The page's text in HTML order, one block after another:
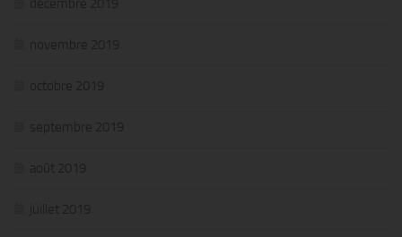
décembre 2019
novembre 2019
octobre 2019
septembre 2019
août 2019
juillet 2019